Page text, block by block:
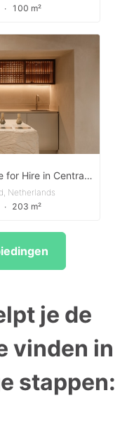
∙ 100 m²
Minimalist Multi-Purpose Venue for Hire in Central Amsterdam
Netherlands
∙ 203 m²
je de
vinden in
stappen: